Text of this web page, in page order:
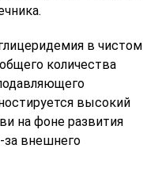
в чистом
количества
высокий
на фоне развития
за внешнего